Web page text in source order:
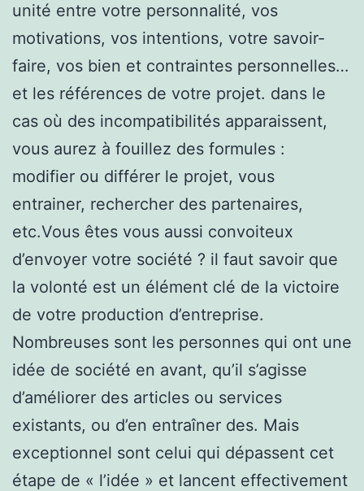
unité entre votre personnalité, vos
motivations, vos intentions, votre savoir-
faire, vos bien et contraintes personnelles…
et les références de votre projet. dans le
cas où des incompatibilités apparaissent,
vous aurez à fouillez des formules :
modifier ou différer le projet, vous
entrainer, rechercher des partenaires,
etc.Vous êtes vous aussi convoiteux
d’envoyer votre société ? il faut savoir que
la volonté est un élément clé de la victoire
de votre production d’entreprise.
Nombreuses sont les personnes qui ont une
idée de société en avant, qu’il s’agisse
d’améliorer des articles ou services
existants, ou d’en entraîner des. Mais
exceptionnel sont celui qui dépassent cet
étape de « l’idée » et lancent effectivement